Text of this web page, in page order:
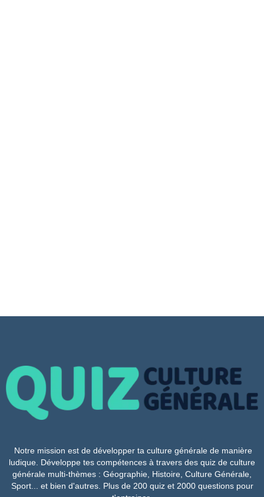
Notre mission est de développer ta culture générale de manière
ludique. Développe tes compétences à travers des quiz de culture
générale multi-thèmes : Géographie, Histoire, Culture Générale,
Sport... et bien d'autres. Plus de 200 quiz et 2000 questions pour